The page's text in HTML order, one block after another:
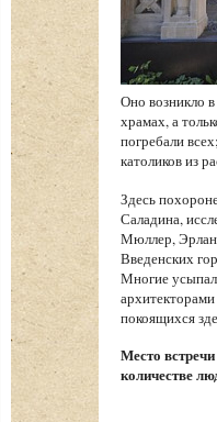
Оно возникло
храмах, а
погребали
католиков из
Здесь
Саладина,
Мюллер,
Введенских
Многие
покоящихся
Место
количестве